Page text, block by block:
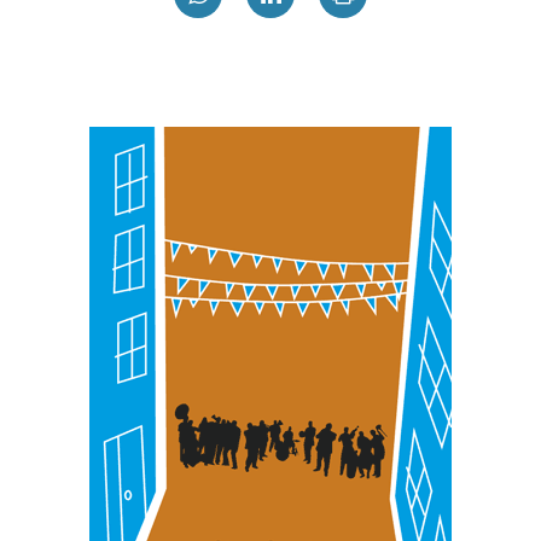
teknologia erabiliz, cookieak adibidez, iragarki eta eduki
Bazkide batzuek ez dizute baimenik eskatzen, eta beren
interes komertzial legitimoetan babesten dira. Ikusi gure
bazkideen zerrenda, beren ustez zein helburutarako
duten interes legitimoa eta horren aurka nola egin
dezakezun ikusteko.
Lortu zure datu pertsonalak prozesatzeko moduari
buruzko informazio gehiago eta ezarri zure lehentasunak
datuen atalean. Edozein unetan alda edo ken dezakezu
zure baimena Cookieen adierazpenean.
Webgune honek cookie propioak eta hirugarrenen cookie-
fitxategiak erabiltzen ditu. Zure esperientzia eta